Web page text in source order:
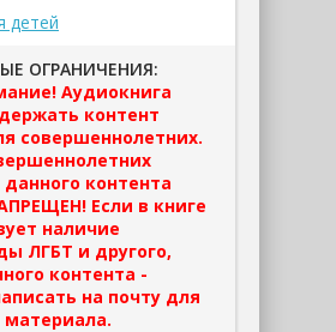
детей
ОГРАНИЧЕНИЯ:
Аудиокнига
контент
совершеннолетних.
контента
Если в книге
наличие
ЛГБТ и другого,
контента -
на почту для